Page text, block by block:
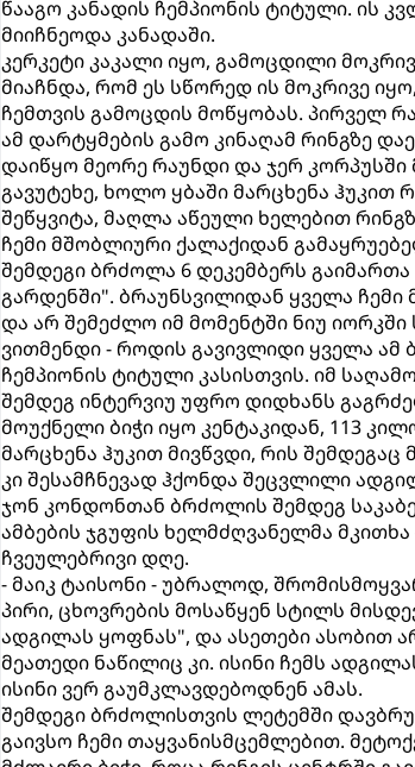
წააგო კანადის ჩემპიონის ტიტული. ის
მიიჩნეოდა კანადაში.
კერკეტი კაკალი იყო, გამოცდილი
მიაჩნდა, რომ ეს სწორედ ის მოკრივე
ჩემთვის გამოცდის მოწყობას. პირველ
ამ დარტყმების გამო კინაღამ რინგზე
დაიწყო მეორე რაუნდი და ჯერ კორპუსში
გავუტეხე, ხოლო ყბაში მარცხენა ჰუკით
შეწყვიტა, მაღლა აწეული ხელებით
ჩემი მშობლიური ქალაქიდან
შემდეგი ბრძოლა 6 დეკემბერს
გარდენში". ბრაუნსვილიდან ყველა ჩემი
და არ შემეძლო იმ მომენტში ნიუ
ვითმენდი - როდის გავივლიდი ყველა ამ
ჩემპიონის ტიტული კასისთვის. იმ
შემდეგ ინტერვიუ უფრო დიდხანს
მოუქნელი ბიჭი იყო კენტაკიდან, 113
მარცხენა ჰუკით მივწვდი, რის შემდეგაც
კი შესამჩნევად ჰქონდა შეცვლილი
ჯონ კონდონთან ბრძოლის შემდეგ
ამბების ჯგუფის ხელმძღვანელმა
ჩვეულებრივი დღე.
- მაიკ ტაისონი - უბრალოდ,
პირი, ცხოვრების მოსაწყენ სტილს
ადგილას ყოფნას", და ასეთები ასობით
მეათედი ნაწილიც კი. ისინი ჩემს
ისინი ვერ გაუმკლავდებოდნენ ამას.
შემდეგი ბრძოლისთვის ლეტემში
გაივსო ჩემი თაყვანისმცემლებით.